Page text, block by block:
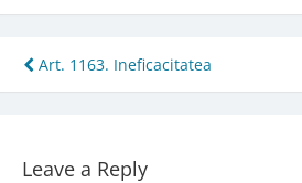
Post
navigation
Art. 1163. Ineficacitatea
Leave a Reply